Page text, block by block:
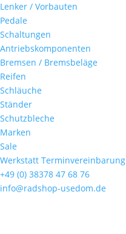
Lenker / Vorbauten
Pedale
Schaltungen
Antriebskomponenten
Bremsen / Bremsbeläge
Reifen
Schläuche
Ständer
Schutzbleche
Marken
Sale
Werkstatt Terminvereinbarung
+49 (0) 38378 47 68 76
info@radshop-usedom.de